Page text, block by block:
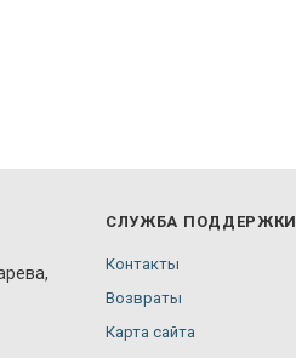
СЛУЖБА ПОДДЕРЖКИ
Контакты
Возвраты
Карта сайта